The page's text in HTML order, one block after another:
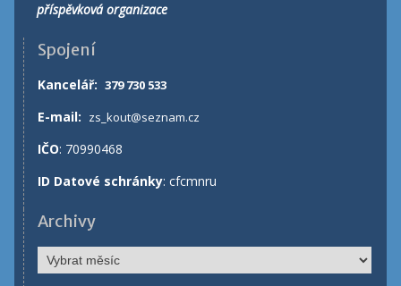
příspěvková organizace
Spojení
Kancelář: 379 730 533
E-mail: zs_kout@seznam.cz
IČO: 70990468
ID Datové schránky: cfcmnru
Archivy
Archivy